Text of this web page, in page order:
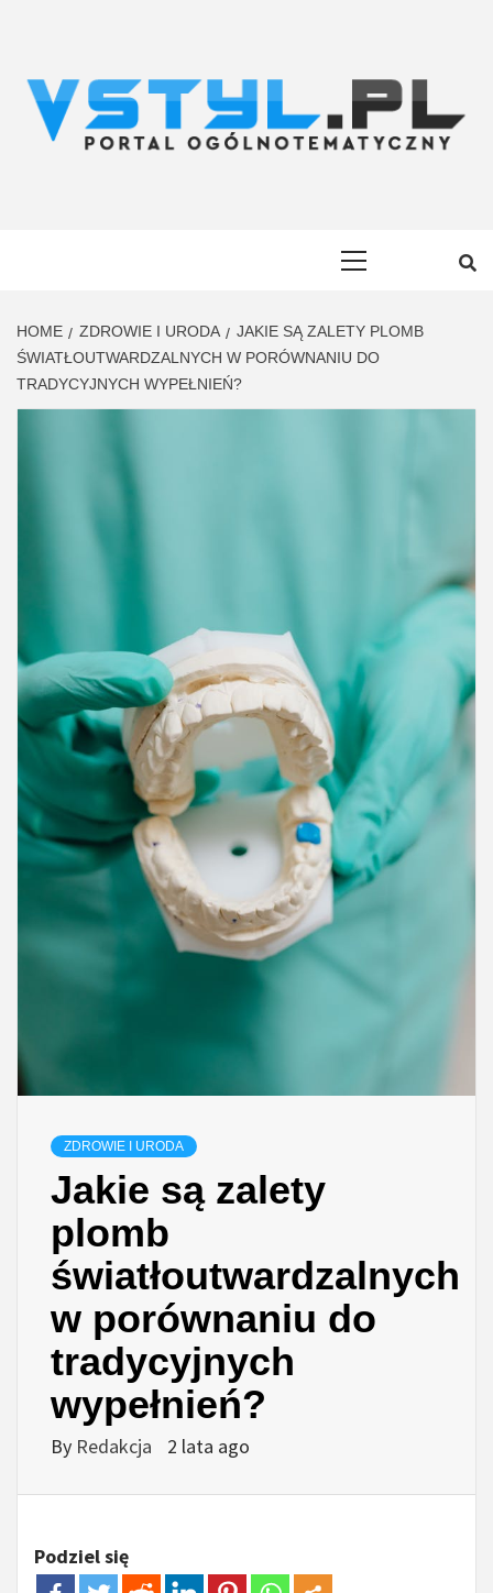
HOME ZDROWIE I URODA
JAKIE SĄ ZALETY PLOMB
ŚWIATŁOUTWARDZALNYCH W PORÓWNANIU DO
TRADYCYJNYCH WYPEŁNIEŃ?
ZDROWIE I URODA
Jakie są zalety
plomb
światłoutwardzalnych
w porównaniu do
tradycyjnych
wypełnień?
By Redakcja 2 lata ago
Podziel się